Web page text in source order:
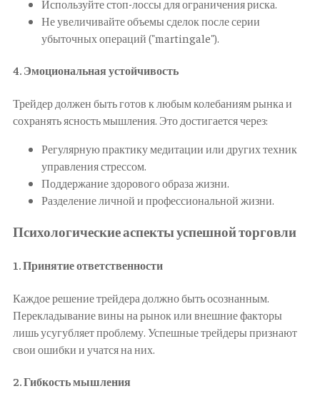
Используйте стоп-лоссы для ограничения риска.
Не увеличивайте объемы сделок после серии
убыточных операций ("martingale").
4. Эмоциональная устойчивость
Трейдер должен быть готов к любым колебаниям рынка и
сохранять ясность мышления. Это достигается через:
Регулярную практику медитации или других техник
управления стрессом.
Поддержание здорового образа жизни.
Разделение личной и профессиональной жизни.
Психологические аспекты успешной торговли
1.Принятие ответственности
Каждое решение трейдера должно быть осознанным.
Перекладывание вины на рынок или внешние факторы
лишь усугубляет проблему. Успешные трейдеры признают
свои ошибки и учатся на них.
2.Гибкость мышления